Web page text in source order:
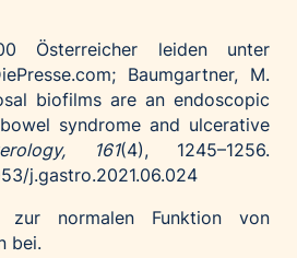
Österreicher leiden unter
Baumgartner, M.
biofilms are an endoscopic
syndrome and ulcerative
161(4), 1245–1256.
j.gastro.2021.06.024
zur normalen Funktion von
bei.